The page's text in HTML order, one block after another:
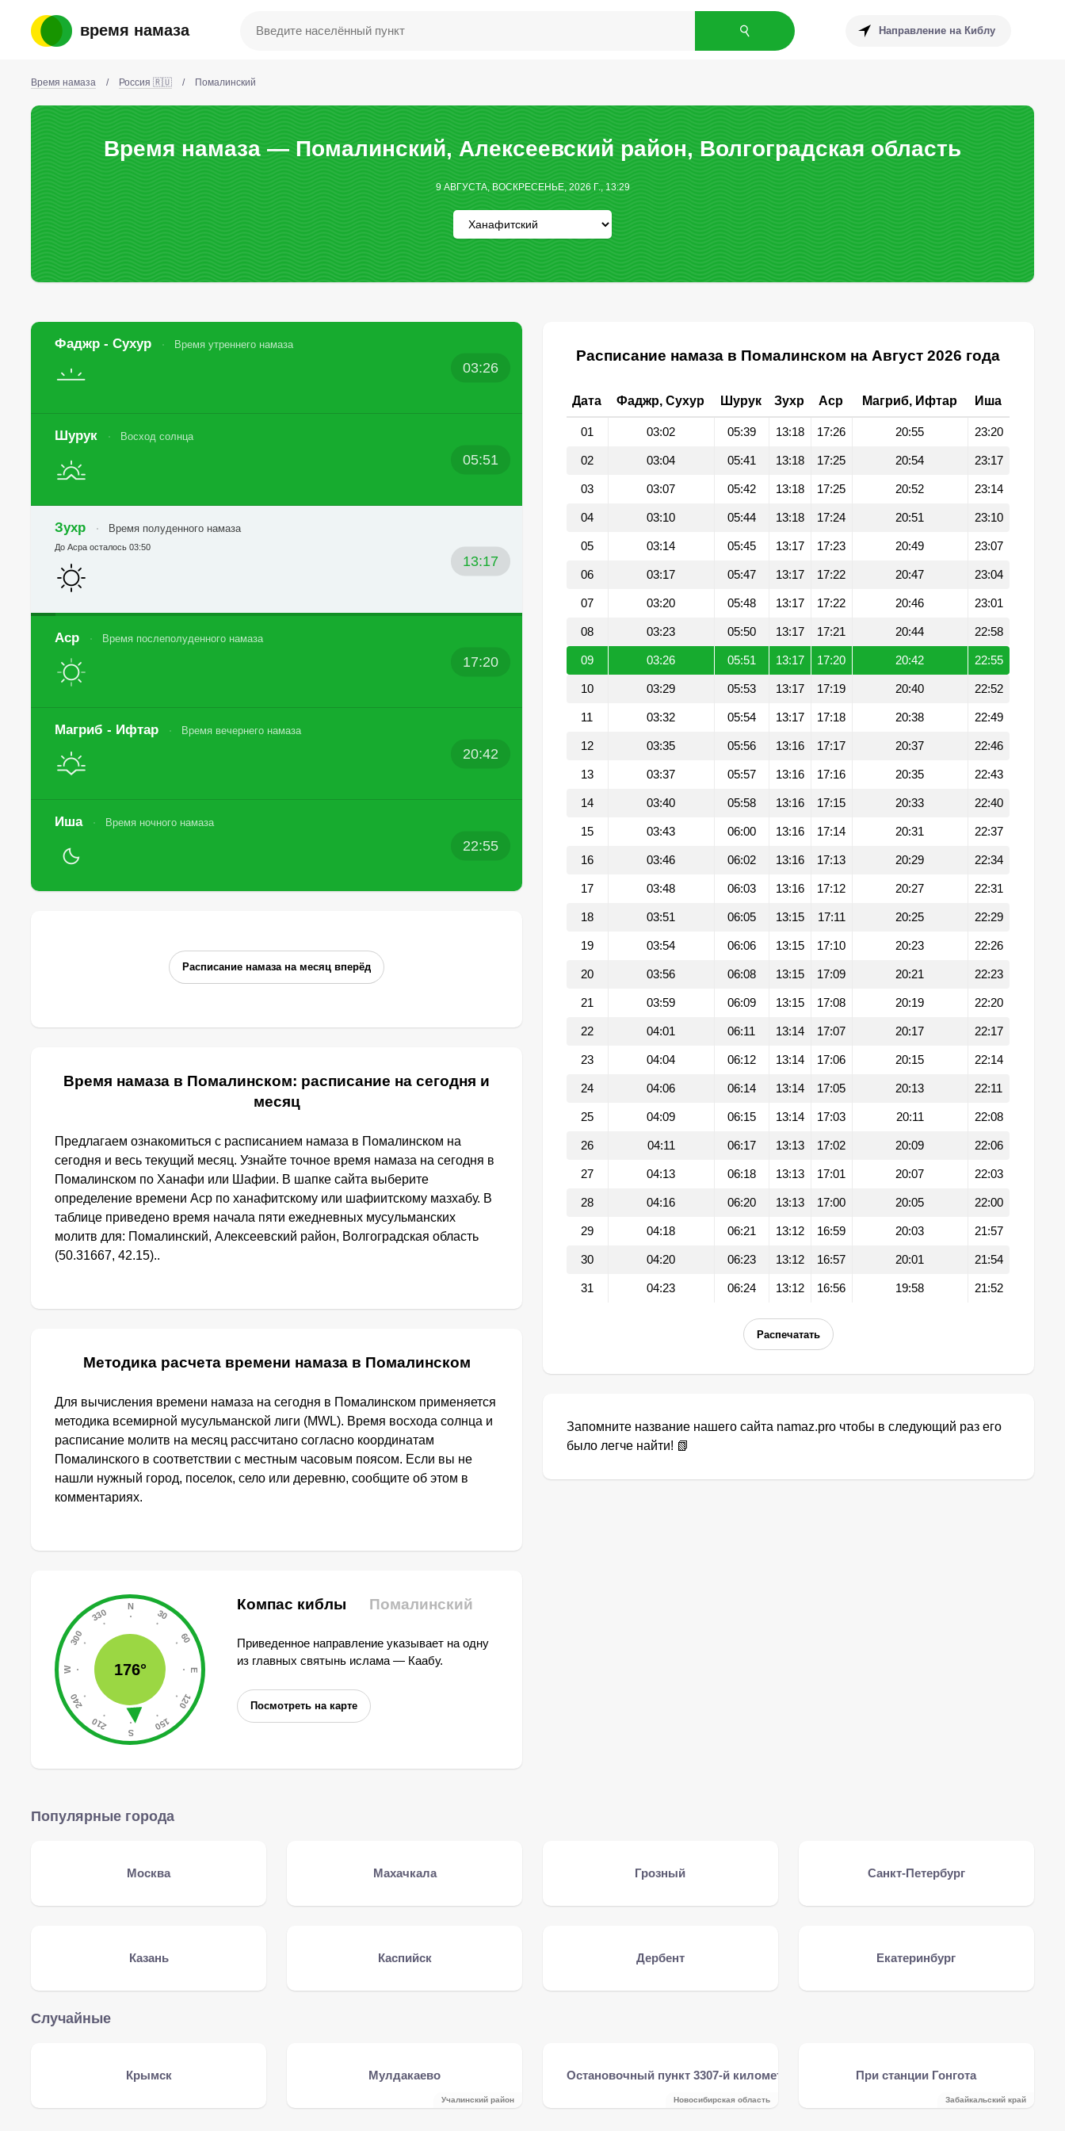
время намаза Направление на Киблу
Время намаза / Россия 🇷🇺 / Помалинский
Время намаза — Помалинский, Алексеевский район, Волгоградская область
9 АВГУСТА, ВОСКРЕСЕНЬЕ, 2026 Г., 13:29
Фаджр - Сухур Время утреннего намаза
03:26
Шурук Восход солнца
05:51
Зухр Время полуденного намаза
13:17
До Асра осталось 03:50
Аср Время послеполуденного намаза
17:20
Магриб - Ифтар Время вечернего намаза
20:42
Иша Время ночного намаза
22:55
Расписание намаза на месяц вперёд
Время намаза в Помалинском: расписание на сегодня и
месяц
Предлагаем ознакомиться с расписанием намаза в Помалинском на
сегодня и весь текущий месяц. Узнайте точное время намаза на сегодня в
Помалинском по Ханафи или Шафии. В шапке сайта выберите
определение времени Аср по ханафитскому или шафиитскому мазхабу. В
таблице приведено время начала пяти ежедневных мусульманских
молитв для: Помалинский, Алексеевский район, Волгоградская область
(50.31667, 42.15)..
Методика расчета времени намаза в Помалинском
Для вычисления времени намаза на сегодня в Помалинском применяется
методика всемирной мусульманской лиги (MWL). Время восхода солнца и
расписание молитв на месяц рассчитано согласно координатам
Помалинского в соответствии с местным часовым поясом. Если вы не
нашли нужный город, поселок, село или деревню, сообщите об этом в
комментариях.
176°
Компас киблы Помалинский
Приведенное направление указывает на одну
из главных святынь ислама — Каабу.
Посмотреть на карте
Расписание намаза в Помалинском на Август 2026 года
Дата Фаджр, Сухур Шурук Зухр Аср Магриб, Ифтар Иша
01 03:02 05:39 13:18 17:26 20:55 23:20
02 03:04 05:41 13:18 17:25 20:54 23:17
03 03:07 05:42 13:18 17:25 20:52 23:14
04 03:10 05:44 13:18 17:24 20:51 23:10
05 03:14 05:45 13:17 17:23 20:49 23:07
06 03:17 05:47 13:17 17:22 20:47 23:04
07 03:20 05:48 13:17 17:22 20:46 23:01
08 03:23 05:50 13:17 17:21 20:44 22:58
09 03:26 05:51 13:17 17:20 20:42 22:55
10 03:29 05:53 13:17 17:19 20:40 22:52
11 03:32 05:54 13:17 17:18 20:38 22:49
12 03:35 05:56 13:16 17:17 20:37 22:46
13 03:37 05:57 13:16 17:16 20:35 22:43
14 03:40 05:58 13:16 17:15 20:33 22:40
15 03:43 06:00 13:16 17:14 20:31 22:37
16 03:46 06:02 13:16 17:13 20:29 22:34
17 03:48 06:03 13:16 17:12 20:27 22:31
18 03:51 06:05 13:15 17:11 20:25 22:29
19 03:54 06:06 13:15 17:10 20:23 22:26
20 03:56 06:08 13:15 17:09 20:21 22:23
21 03:59 06:09 13:15 17:08 20:19 22:20
22 04:01 06:11 13:14 17:07 20:17 22:17
23 04:04 06:12 13:14 17:06 20:15 22:14
24 04:06 06:14 13:14 17:05 20:13 22:11
25 04:09 06:15 13:14 17:03 20:11 22:08
26 04:11 06:17 13:13 17:02 20:09 22:06
27 04:13 06:18 13:13 17:01 20:07 22:03
28 04:16 06:20 13:13 17:00 20:05 22:00
29 04:18 06:21 13:12 16:59 20:03 21:57
30 04:20 06:23 13:12 16:57 20:01 21:54
31 04:23 06:24 13:12 16:56 19:58 21:52
Распечатать
Запомните название нашего сайта namaz.pro чтобы в следующий раз его
было легче найти! 📗
Популярные города
Москва Махачкала Грозный Санкт-Петербург
Казань Каспийск Дербент Екатеринбург
Случайные
Крымск Мулдакаево
Учалинский район
Остановочный пункт 3307-й километр
Новосибирская область
При станции Гонгота
Забайкальский край